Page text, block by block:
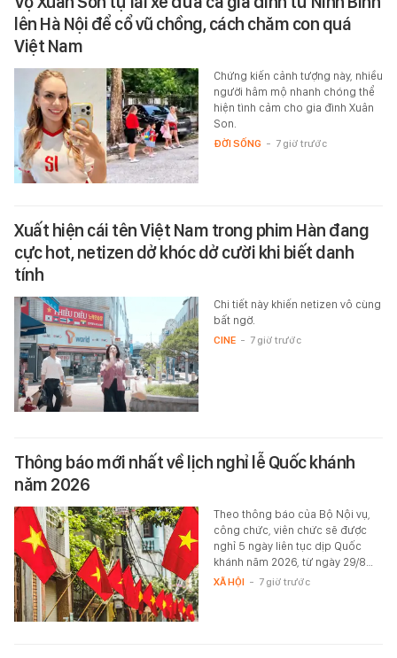
lên Hà Nội để cổ vũ chồng, cách chăm con quá
Việt Nam
Chứng kiến cảnh tượng này, nhiều
người hâm mộ nhanh chóng thể
hiện tình cảm cho gia đình Xuân
Son.
ĐỜI SỐNG - 7 giờ trước
Xuất hiện cái tên Việt Nam trong phim Hàn đang
cực hot, netizen dở khóc dở cười khi biết danh
tính
Chi tiết này khiến netizen vô cùng
bất ngờ.
CINE - 7 giờ trước
Thông báo mới nhất về lịch nghỉ lễ Quốc khánh
năm 2026
Theo thông báo của Bộ Nội vụ,
công chức, viên chức sẽ được
nghỉ 5 ngày liên tục dịp Quốc
khánh năm 2026, từ ngày 29/8…
XÃ HỘI - 7 giờ trước